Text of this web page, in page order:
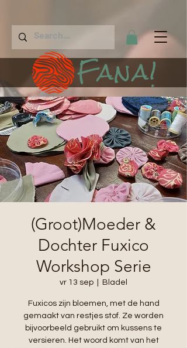
Fana!
(Groot)Moeder &
Dochter Fuxico
Workshop Serie
vr 13 sep Bladel
Fuxicos zijn bloemen, met de hand
gemaakt van restjes stof. Ze worden
bijvoorbeeld gebruikt om kussens te
versieren. Het woord komt van het